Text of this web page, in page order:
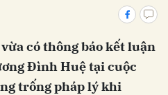
có thông báo kết luận
Đình Huệ tại cuộc
trống pháp lý khi